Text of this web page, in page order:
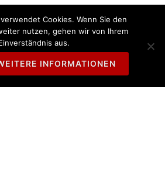
Cookies. Wenn Sie den
nutzen, gehen wir von Ihrem
aus.
INFORMATIONEN